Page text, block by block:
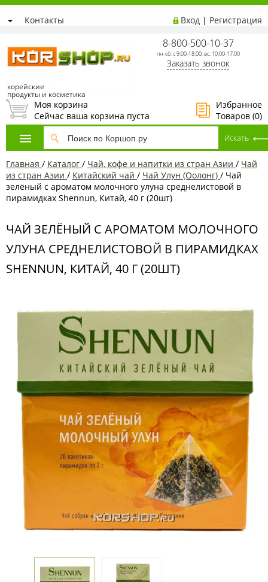
Контакты Вход | Регистрация
корейские
продукты и косметика
8-800-500-10-37
пн-сб: с 9:00-18:00; вс: 10:00-17:00
Заказать звонок
Избранное
Товаров (0)
Моя корзина
Сейчас ваша корзина пуста
Главная / Каталог / Чай, кофе и напитки из стран Азии / Чай
из стран Азии / Китайский чай / Чай Улун (Оолонг) / Чай
зелёный с ароматом молочного улуна среднелистовой в
пирамидках Shennun, Китай, 40 г (20шт)
ЧАЙ ЗЕЛЁНЫЙ С АРОМАТОМ МОЛОЧНОГО
УЛУНА СРЕДНЕЛИСТОВОЙ В ПИРАМИДКАХ
SHENNUN, КИТАЙ, 40 Г (20ШТ)